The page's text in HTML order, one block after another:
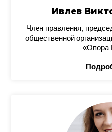
Ивлев
Член правления,
общественной
«Опора